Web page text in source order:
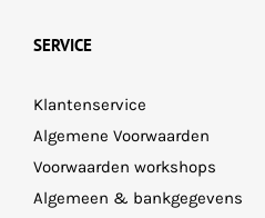
SERVICE
Klantenservice
Algemene Voorwaarden
Voorwaarden workshops
Algemeen & bankgegevens